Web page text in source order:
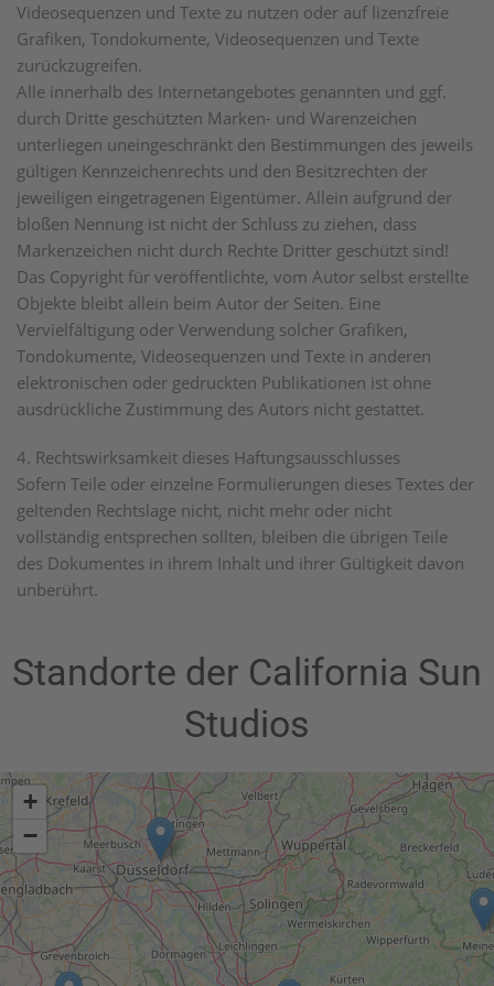
Videosequenzen und Texte zu nutzen oder auf lizenzfreie
Grafiken, Tondokumente, Videosequenzen und Texte
zurückzugreifen.
Alle innerhalb des Internetangebotes genannten und ggf.
durch Dritte geschützten Marken- und Warenzeichen
unterliegen uneingeschränkt den Bestimmungen des jeweils
gültigen Kennzeichenrechts und den Besitzrechten der
jeweiligen eingetragenen Eigentümer. Allein aufgrund der
bloßen Nennung ist nicht der Schluss zu ziehen, dass
Markenzeichen nicht durch Rechte Dritter geschützt sind!
Das Copyright für veröffentlichte, vom Autor selbst erstellte
Objekte bleibt allein beim Autor der Seiten. Eine
Vervielfältigung oder Verwendung solcher Grafiken,
Tondokumente, Videosequenzen und Texte in anderen
elektronischen oder gedruckten Publikationen ist ohne
ausdrückliche Zustimmung des Autors nicht gestattet.
4. Rechtswirksamkeit dieses Haftungsausschlusses
Sofern Teile oder einzelne Formulierungen dieses Textes der
geltenden Rechtslage nicht, nicht mehr oder nicht
vollständig entsprechen sollten, bleiben die übrigen Teile
des Dokumentes in ihrem Inhalt und ihrer Gültigkeit davon
unberührt.
Standorte der California Sun
Studios